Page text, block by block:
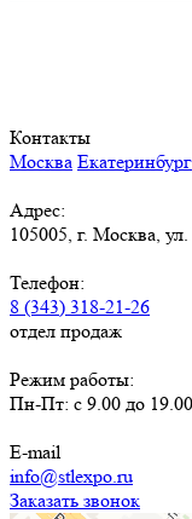
Контакты
Москва Екатеринбург
Адрес:
105005, г. Москва,
Телефон:
8 (343) 318-21-26
отдел продаж
Режим работы:
Пн-Пт: с 9.00 до
E-mail
info@stlexpo.ru
Заказать звонок